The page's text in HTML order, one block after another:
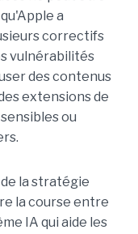
a
correctifs
vulnérabilités
des contenus
extensions de
ou
la stratégie
la course entre
IA qui aide les